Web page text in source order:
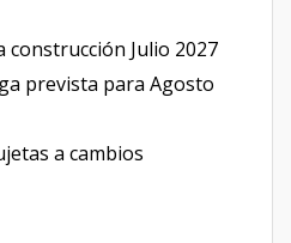
Julio 2027
prevista para Agosto
a cambios